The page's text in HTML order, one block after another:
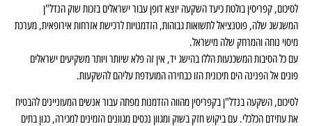
לסיכום, קפריסין בולטת כיעד השקעה יוצא דופן עבור ישראלים בזכות שוק הנדל"ן
המשגשג שלה, פוטנציאל לתשואות גבוהות, הזדמנויות לרכישת אזרחות אירופאית, מערכת
מיסוי נוחה והמרחק שלה מישראל.
עם כל הסיבות המשכנעות הללו בהישג יד, אין זה פלא שיותר ויותר משקיעים ישראלים
פונים אל הפנינה הים תיכונית הזו כבחירה המועדפת עליהם להשקעות.
לסיכום, השקעה בנדל"ן בקפריסין מהווה הזדמנות מפתה עבור אנשים המעוניינים להבטיח
את עתידם הכלכלי. עם ביקוש חזק בשוק ומגוון נכסים מגוונים הזמינים למכירה, כגון בתים